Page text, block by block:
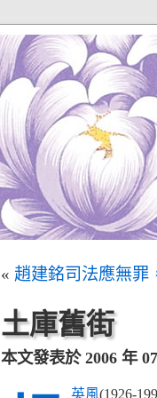
« 趙建銘司法應無罪
土庫舊街
本文發表於 2006 年
英風(1926-